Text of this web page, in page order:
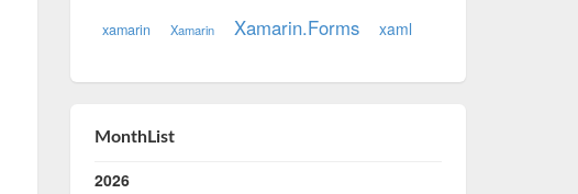
xamarin Xamarin Xamarin.Forms xaml
MonthList
2026